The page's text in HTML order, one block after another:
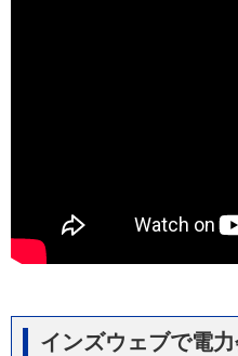
インズウェブで電